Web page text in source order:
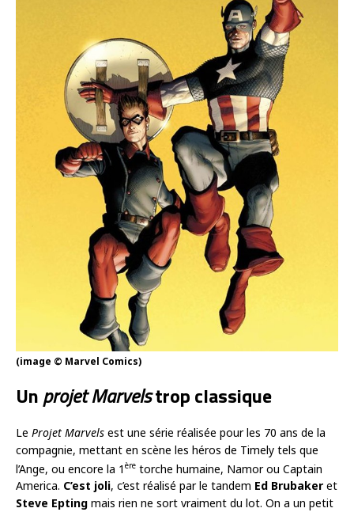
(image © Marvel Comics)
Unprojet Marvelstrop classique
Le Projet Marvels est une série réalisée pour les 70 ans de la
compagnie, mettant en scène les héros de Timely tels que
l’Ange, ou encore la 1 ère torche humaine, Namor ou Captain
America. C’est joli, c’est réalisé par le tandem Ed Brubaker et
Steve Epting mais rien ne sort vraiment du lot. On a un petit